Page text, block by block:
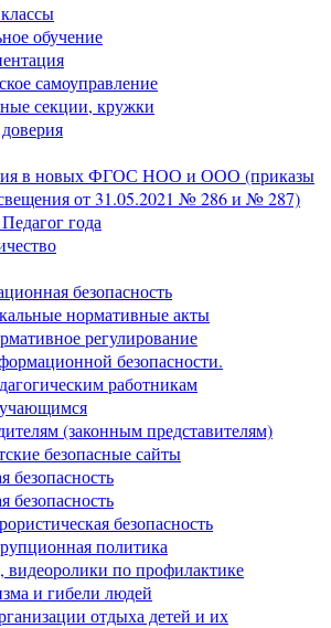
обучение
самоуправление
секции, кружки
в новых ФГОС НОО и ООО (приказы
от 31.05.2021 № 286 и № 287)
года
безопасность
нормативные акты
регулирование
безопасности.
работникам
(законным представителям)
безопасные сайты
безопасность
безопасность
безопасность
политика
видеоролики по профилактике
и гибели людей
отдыха детей и их